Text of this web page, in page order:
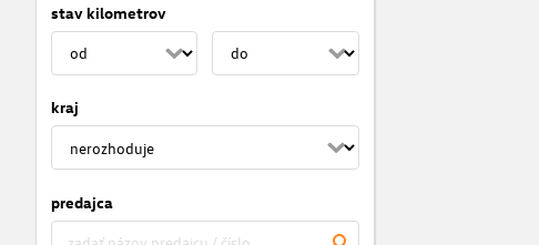
stav kilometrov
kraj
predajca